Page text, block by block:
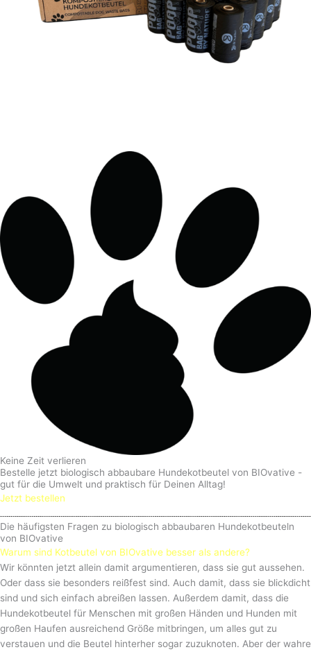
Keine Zeit verlieren
Bestelle jetzt biologisch abbaubare Hundekotbeutel von BIOvative -
gut für die Umwelt und praktisch für Deinen Alltag!
Jetzt bestellen
Die häufigsten Fragen zu biologisch abbaubaren Hundekotbeuteln
von BIOvative
Warum sind Kotbeutel von BIOvative besser als andere?
Wir könnten jetzt allein damit argumentieren, dass sie gut aussehen.
Oder dass sie besonders reißfest sind. Auch damit, dass sie blickdicht
sind und sich einfach abreißen lassen. Außerdem damit, dass die
Hundekotbeutel für Menschen mit großen Händen und Hunden mit
großen Haufen ausreichend Größe mitbringen, um alles gut zu
verstauen und die Beutel hinterher sogar zuzuknoten. Aber der wahre